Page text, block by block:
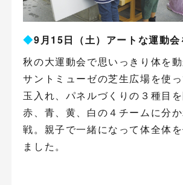
◆9月15日（土）アートな運動会
秋の大運動会で思いっきり体を動
サントミューゼの芝生広場を使っ
玉入れ、パネルづくりの３種目を
赤、青、黄、白の４チームに分
戦。親子で一緒になって体全体
ました。